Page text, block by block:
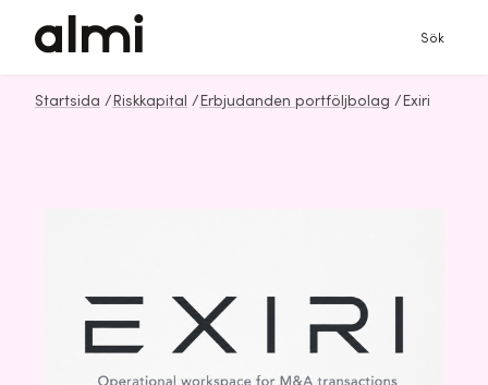
Sök
Startsida / Riskkapital / Erbjudanden portföljbolag / Exiri